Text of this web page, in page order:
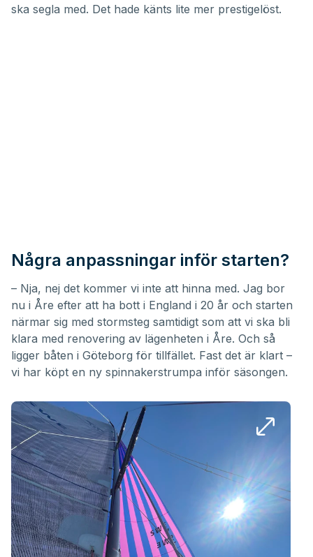
ska segla med. Det hade känts lite mer prestigelöst.
Några anpassningar inför starten?
– Nja, nej det kommer vi inte att hinna med. Jag bor
nu i Åre efter att ha bott i England i 20 år och starten
närmar sig med stormsteg samtidigt som att vi ska bli
klara med renovering av lägenheten i Åre. Och så
ligger båten i Göteborg för tillfället. Fast det är klart –
vi har köpt en ny spinnakerstrumpa inför säsongen.